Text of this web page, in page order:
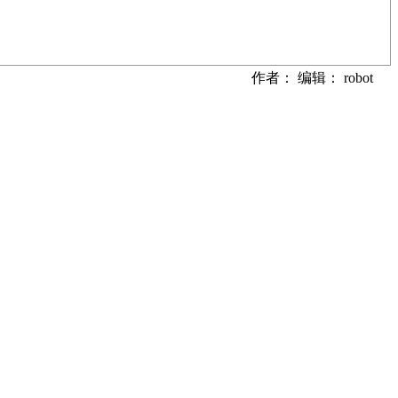
作者： 编辑： robot